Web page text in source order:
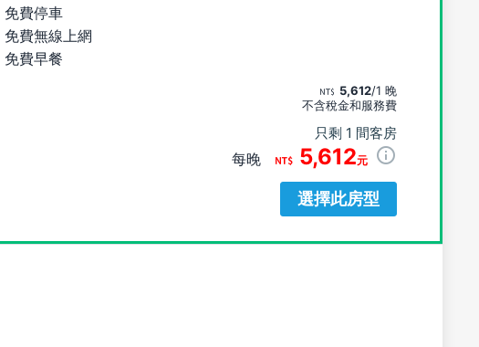
免費停車
免費無線上網
免費早餐
5,612/1 晚
不含稅金和服務費
只剩 1 間客房
每晚 5,612元
選擇此房型